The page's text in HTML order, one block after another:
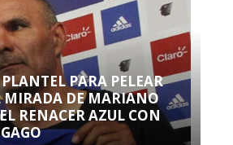
PARA PELEAR
MIRADA DE MARIANO
RENACER AZUL CON